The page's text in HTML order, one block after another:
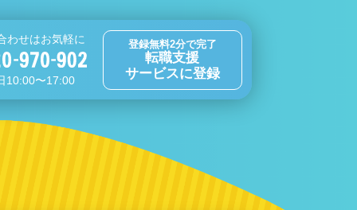
わせはお気軽に
10:00〜17:00
登録無料2分で完了
転職支援
サービスに登録